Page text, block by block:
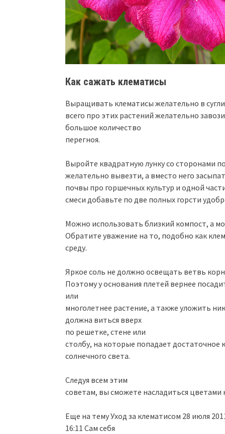
Как сажать клематисы
Выращивать клематисы желательно в
всего про этих растений желательно
большое количество
перегноя.
Выройте квадратную лунку со сторонами
желательно вывезти, а вместо него
почвы про горшечных культур и одной
смеси добавьте по две полных горсти
Можно использовать близкий компост, а
Обратите уважение на то, подобно как
среду.
Яркое соль не должно освещать ветвь
Поэтому у основания плетей вернее
или
многолетнее растение, а также уложить
должна виться вверх
по решетке, стене или
столбу, на которые попадает достаточное
солнечного света.
Следуя всем этим
советам, вы сможете насладиться цветами
Еще на тему Уход за клематисом 28 июля
16:11 Сам себя